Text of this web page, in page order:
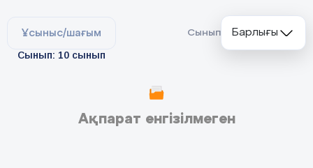
Ұсыныс/шағым Сынып
Барлығы
Сынып: 10 сынып
Ақпарат енгізілмеген